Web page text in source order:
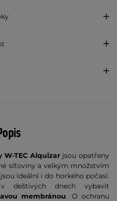
TEC Alquizarjsou opatřeny
síťoviny a velkým množstvím
ideální i do horkého počasí.
dnech vybavit
membránou. O ochranu